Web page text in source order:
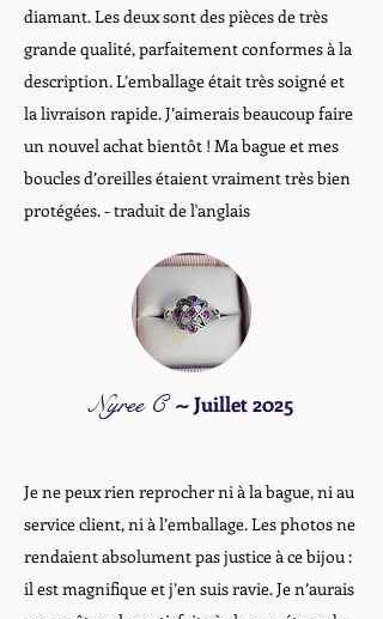
diamant. Les deux sont des pièces de très
grande qualité, parfaitement conformes à la
description. L’emballage était très soigné et
la livraison rapide. J’aimerais beaucoup faire
un nouvel achat bientôt ! Ma bague et mes
boucles d’oreilles étaient vraiment très bien
protégées. - traduit de l'anglais
Nyree C ~Juillet 2025
Je ne peux rien reprocher ni à la bague, ni au
service client, ni à l’emballage. Les photos ne
rendaient absolument pas justice à ce bijou :
il est magnifique et j’en suis ravie. Je n’aurais